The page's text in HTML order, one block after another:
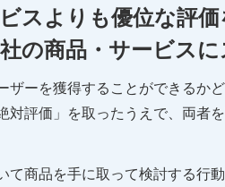
スよりも優位な評
の商品・サービス
ザーを獲得することができるか
評価」を取ったうえで、両者
て商品を手に取って検討する行